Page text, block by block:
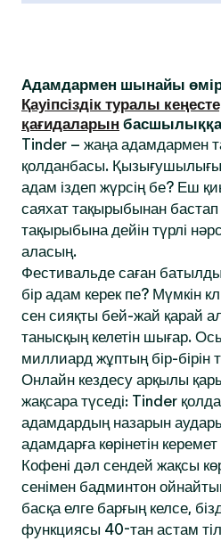
Адамдармен шынайы
Қауіпсіздік туралы
қағидаларын
Tinder – жаңа адамдармен
қолданбасы. Қызығушылығы
адам іздеп жүрсің бе? Еш
саяхат тақырыбынан бастап
тақырыбына дейін түрлі
аласың.
Фестивальде саған
бір адам керек пе? Мүмкін
сен сияқты бей-жай қарай
танысқың келетін шығар.
миллиард жұптың бір-бірін
Онлайн кездесу арқылы
жақсара түседі: Tinder
адамдардың назарын
адамдарға көрінетін
Кофені дәл сендей жақсы
сенімен бадминтон
басқа елге барғың келсе,
функциясы 40-тан астам